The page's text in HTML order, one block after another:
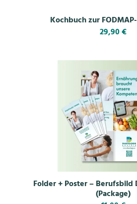
Kochbuch zur
29,90€
Folder + Poster –
(Package)